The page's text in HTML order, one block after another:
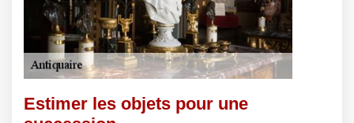
Estimer les objets pour une